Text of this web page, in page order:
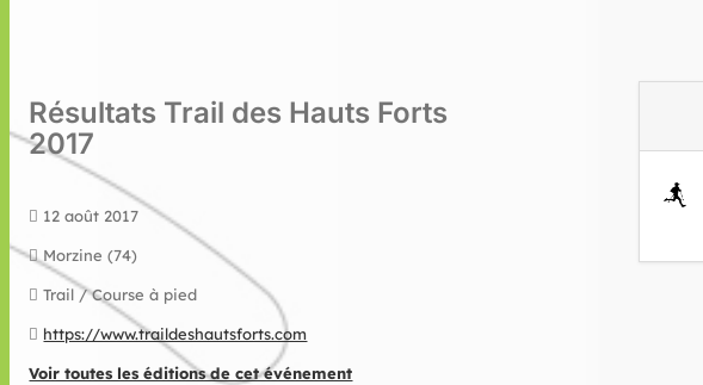
Résultats Trail des Hauts Forts
2017
12 août 2017
Morzine (74)
Trail / Course à pied
https://www.traildeshautsforts.com
Voir toutes les éditions de cet événement